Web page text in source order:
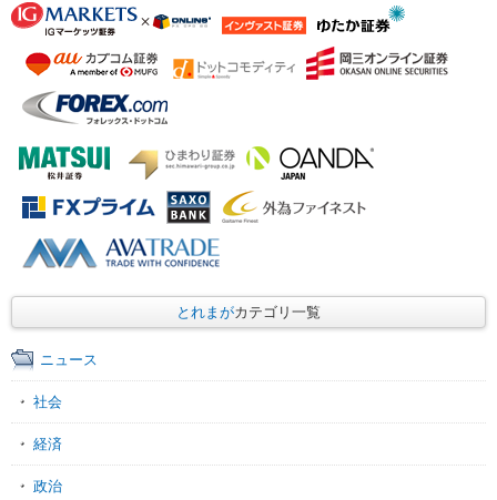
とれまがカテゴリ一覧
ニュース
社会
経済
政治